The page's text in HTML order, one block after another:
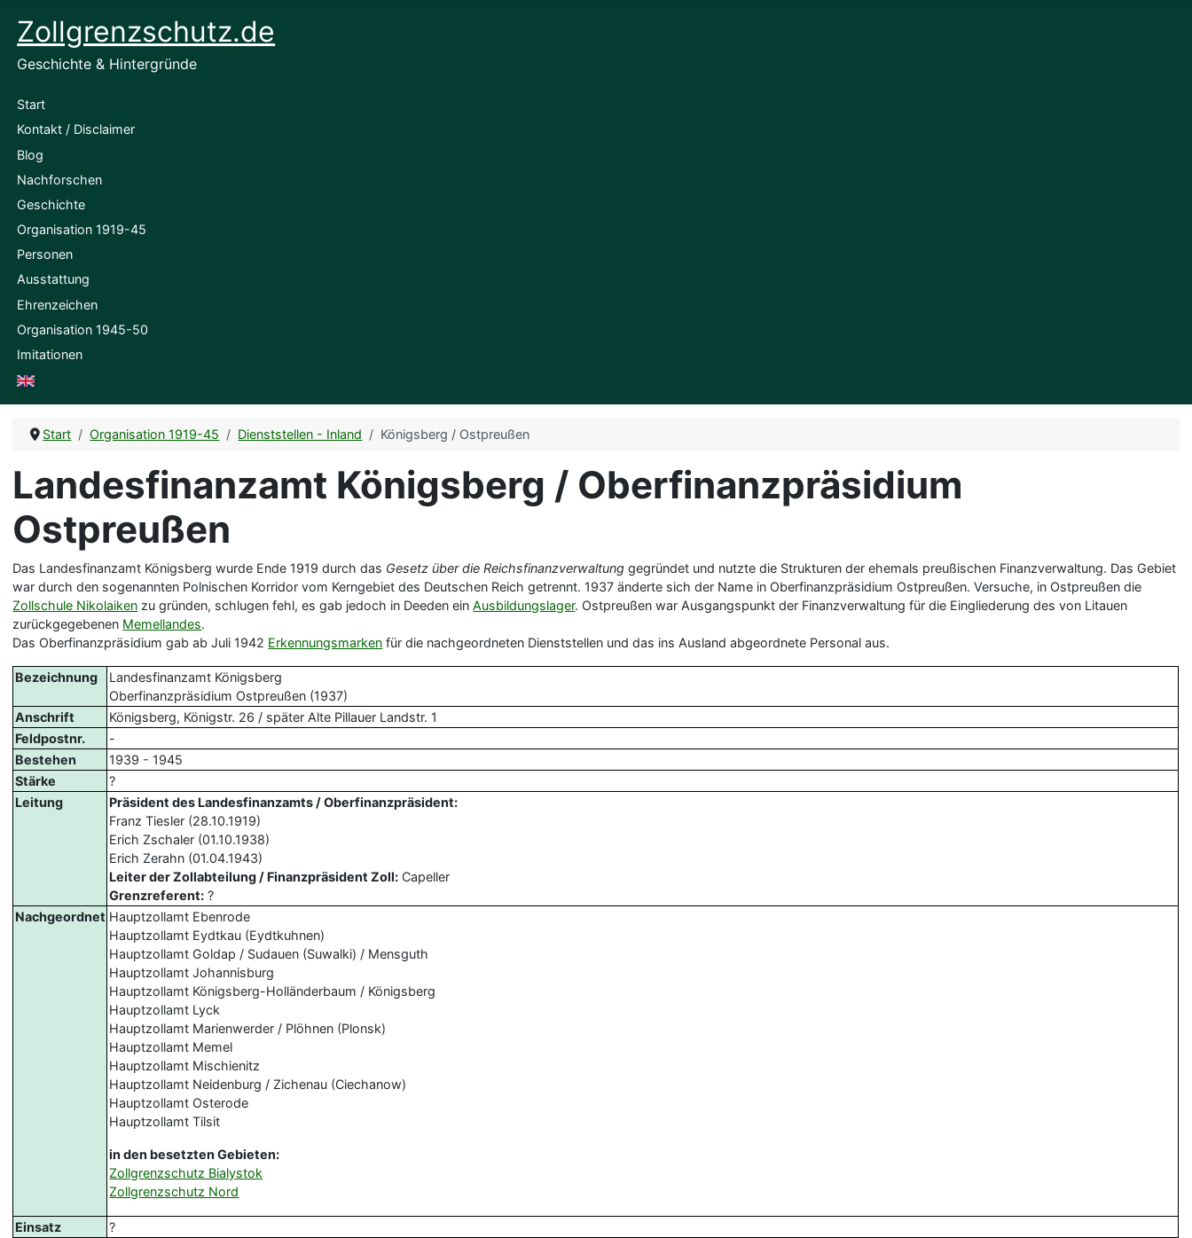
Zollgrenzschutz.de
Geschichte & Hintergründe
Start
Kontakt / Disclaimer
Blog
Nachforschen
Geschichte
Organisation 1919-45
Personen
Ausstattung
Ehrenzeichen
Organisation 1945-50
Imitationen
English
Start Organisation 1919-45 Dienststellen - Inland Königsberg / Ostpreußen
Landesfinanzamt Königsberg / Oberfinanzpräsidium
Ostpreußen
Das Landesfinanzamt Königsberg wurde Ende 1919 durch das Gesetz über die Reichsfinanzverwaltung gegründet und nutzte die Strukturen der ehemals preußischen Finanzverwaltung. Das Gebiet
war durch den sogenannten Polnischen Korridor vom Kerngebiet des Deutschen Reich getrennt. 1937 änderte sich der Name in Oberfinanzpräsidium Ostpreußen. Versuche, in Ostpreußen die
Zollschule Nikolaiken zu gründen, schlugen fehl, es gab jedoch in Deeden einAusbildungslager. Ostpreußen war Ausgangspunkt der Finanzverwaltung für die Eingliederung des von Litauen
zurückgegebenen Memellandes.
Das Oberfinanzpräsidium gab ab Juli 1942 Erkennungsmarken für die nachgeordneten Dienststellen und das ins Ausland abgeordnete Personal aus.
Bezeichnung
Landesfinanzamt Königsberg
Oberfinanzpräsidium Ostpreußen (1937)
Anschrift
Königsberg, Königstr. 26 / später Alte Pillauer Landstr. 1
Feldpostnr.
-
Bestehen
1939 - 1945
Stärke
?
Leitung
Präsident des Landesfinanzamts / Oberfinanzpräsident:
Franz Tiesler (28.10.1919)
Erich Zschaler (01.10.1938)
Erich Zerahn (01.04.1943)
Leiter der Zollabteilung / Finanzpräsident Zoll: Capeller
Grenzreferent: ?
Nachgeordnet Hauptzollamt Ebenrode
Hauptzollamt Eydtkau (Eydtkuhnen)
Hauptzollamt Goldap / Sudauen (Suwalki) / Mensguth
Hauptzollamt Johannisburg
Hauptzollamt Königsberg-Holländerbaum / Königsberg
Hauptzollamt Lyck
Hauptzollamt Marienwerder / Plöhnen (Plonsk)
Hauptzollamt Memel
Hauptzollamt Mischienitz
Hauptzollamt Neidenburg / Zichenau (Ciechanow)
Hauptzollamt Osterode
Hauptzollamt Tilsit
in den besetzten Gebieten:
Zollgrenzschutz Bialystok
Zollgrenzschutz Nord
Einsatz ?